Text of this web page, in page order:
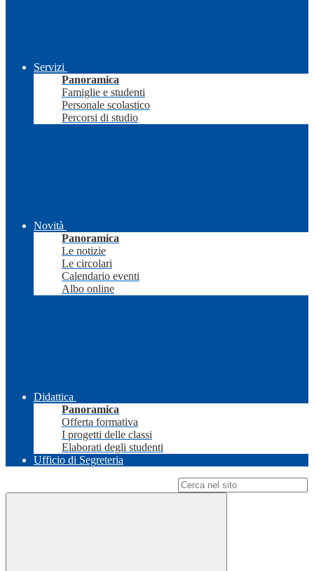
Servizi
Panoramica
Famiglie e studenti
Personale scolastico
Percorsi di studio
Novità
Panoramica
Le notizie
Le circolari
Calendario eventi
Albo online
Didattica
Panoramica
Offerta formativa
I progetti delle classi
Elaborati degli studenti
Ufficio di Segreteria